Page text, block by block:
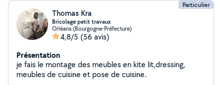
Particulier
Thomas Kra
Bricolage petit travaux
Orléans (Bourgogne-Préfecture)
4,8/5 (56 avis)
Présentation
je fais le montage des meubles en kite lit,dressing,
meubles de cuisine et pose de cuisine.